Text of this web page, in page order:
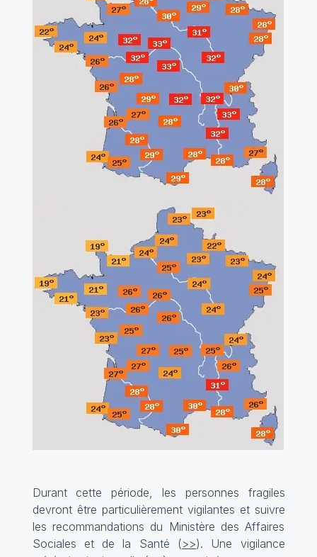
Durant cette période, les personnes fragiles
devront être particulièrement vigilantes et suivre
les recommandations du Ministère des Affaires
Sociales et de la Santé (>>). Une vigilance